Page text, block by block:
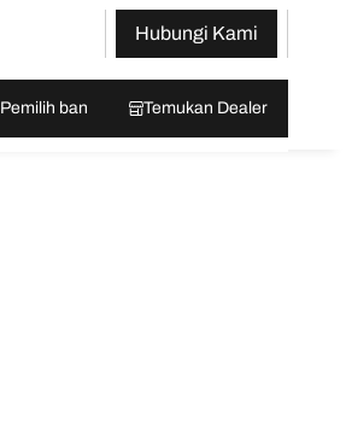
Hubungi Kami
Pemilih ban Temukan Dealer